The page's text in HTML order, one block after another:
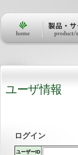
パ
ー
ソ
ナ
ル
ツ
セ
ク
シ
ョ
ン
ユーザ情報
ログイン
ユーザーID